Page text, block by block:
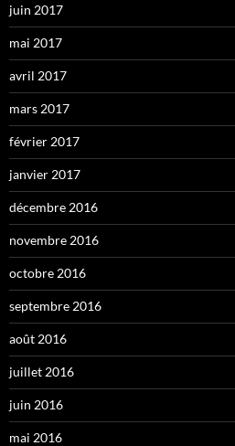
juin 2017
mai 2017
avril 2017
mars 2017
février 2017
janvier 2017
décembre 2016
novembre 2016
octobre 2016
septembre 2016
août 2016
juillet 2016
juin 2016
mai 2016